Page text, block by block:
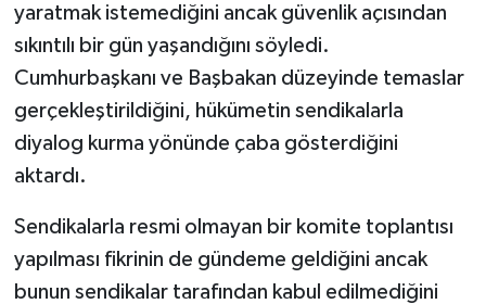
yaratmak istemediğini ancak güvenlik açısından
sıkıntılı bir gün yaşandığını söyledi.
Cumhurbaşkanı ve Başbakan düzeyinde temaslar
gerçekleştirildiğini, hükümetin sendikalarla
diyalog kurma yönünde çaba gösterdiğini
aktardı.
Sendikalarla resmi olmayan bir komite toplantısı
yapılması fikrinin de gündeme geldiğini ancak
bunun sendikalar tarafından kabul edilmediğini